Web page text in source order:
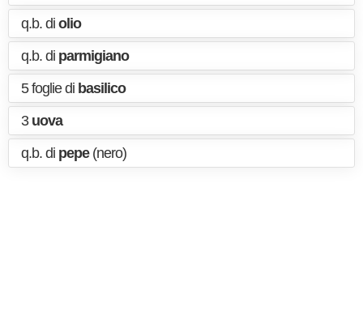
q.b. di olio
q.b. di parmigiano
5 foglie di basilico
3 uova
q.b. di pepe(nero)